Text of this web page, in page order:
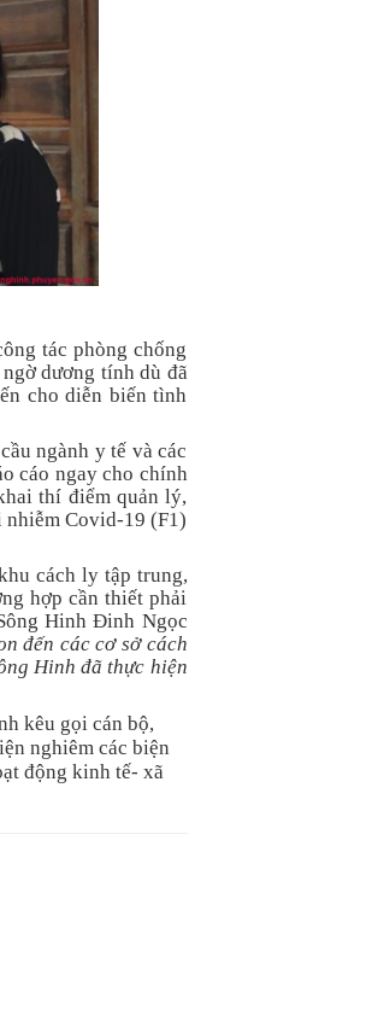
tác phòng chống
dương tính dù đã
cho diễn biến tình
ngành y tế và các
cáo ngay cho chính
thí điểm quản lý,
nhiễm Covid-19 (F1)
cách ly tập trung,
hợp cần thiết phải
Hinh Đinh Ngọc
đến các cơ sở cách
Hinh đã thực hiện
kêu gọi cán bộ,
nghiêm các biện
động kinh tế- xã